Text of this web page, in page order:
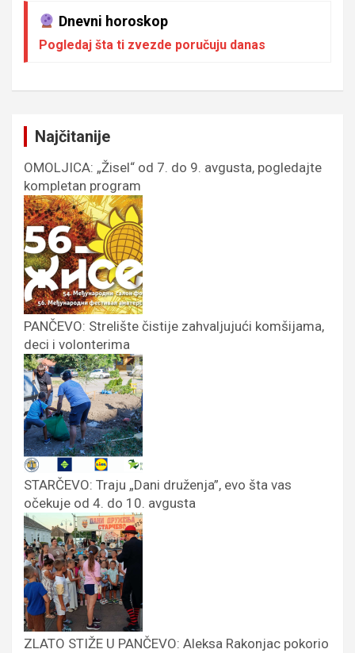
Dnevni horoskop
Pogledaj šta ti zvezde poručuju danas
Najčitanije
OMOLJICA: „Žisel“ od 7. do 9. avgusta, pogledajte
kompletan program
PANČEVO: Strelište čistije zahvaljujući komšijama,
deci i volonterima
STARČEVO: Traju „Dani druženja”, evo šta vas
očekuje od 4. do 10. avgusta
ZLATO STIŽE U PANČEVO: Aleksa Rakonjac pokorio